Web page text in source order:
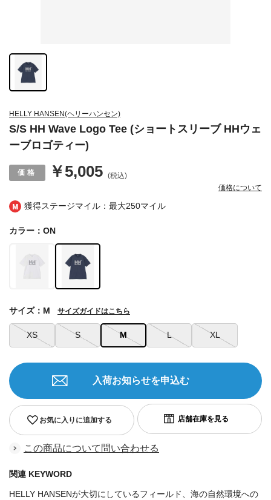
獲得ステージマイル：最大250マイル
HELLY HANSEN(ヘリーハンセン)
S/S HH Wave Logo Tee (ショートスリーブ HHウェ
ーブロゴティー)
￥5,005 (税込)
価格について
カラー：ON
XS S M L XL
サイズ：M サイズガイドはこちら
お気に入りに追加する
入荷お知らせを申込む
この商品について問い合わせる
関連 KEYWORD
HELLY HANSENが大切にしているフィールド、海の自然環境への